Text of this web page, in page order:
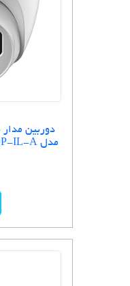
مدل HAC-HDW1500CLQP-IL-A